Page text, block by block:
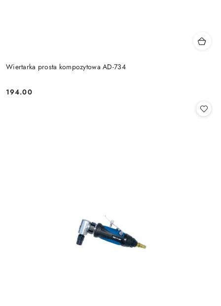
Wiertarka prosta kompozytowa AD-734
Cena:
194.00